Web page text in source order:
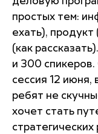
простых тем:
ехать),
(как
и 300
сессия 12 июня,
ребят не
хочет стать